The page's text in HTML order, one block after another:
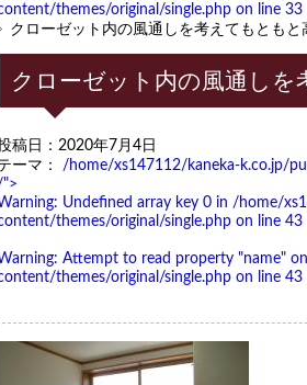
themes/original/single.php on line 33
クローゼット内の風通しを考えてもとも
クローゼット内の風通し
稿日：2020年7月4日
ーマ： /home/xs147112/kaneka-k.co.jp/
: Undefined array key 0 in /home/
themes/original/single.php on line 43
: Attempt to read property "name"
themes/original/single.php on line 43